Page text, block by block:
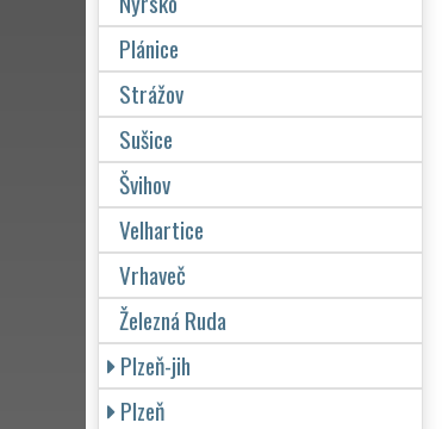
Plánice
Strážov
Sušice
Švihov
Velhartice
Vrhaveč
Železná Ruda
Plzeň-jih
Plzeň